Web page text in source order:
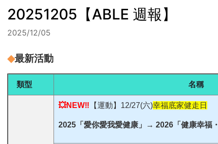
20251205【ABLE 週報】
2025/12/05
◆最新活動
類型 名稱
💥NEW‼️ 【運動】12/27(六)幸福底家健走日
2025「愛你愛我愛健康」→ 2026「健康幸福